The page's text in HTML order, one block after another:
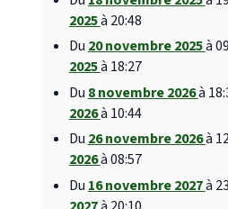
2025à 20:48
Du 20 novembre 2025à
2025à 18:27
Du 8 novembre 2026à
2026à 10:44
Du 26 novembre 2026à
2026à 08:57
Du 16 novembre 2027à